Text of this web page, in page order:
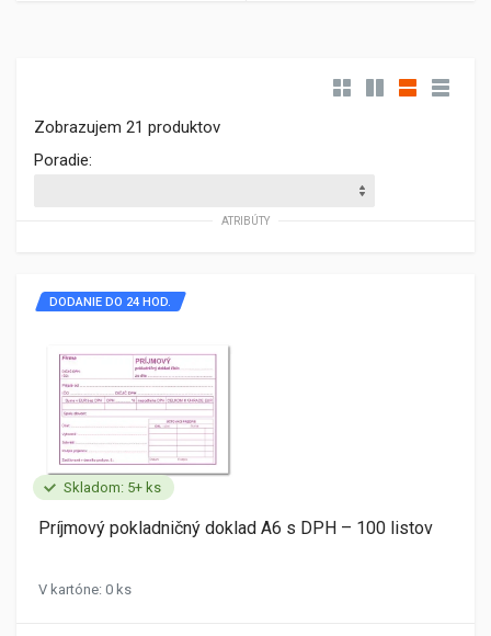
Zobrazujem 21 produktov
Poradie:
ATRIBÚTY
Skladom: 5+ ks
DODANIE DO 24 HOD.
Príjmový pokladničný doklad A6 s DPH – 100 listov
V kartóne: 0 ks